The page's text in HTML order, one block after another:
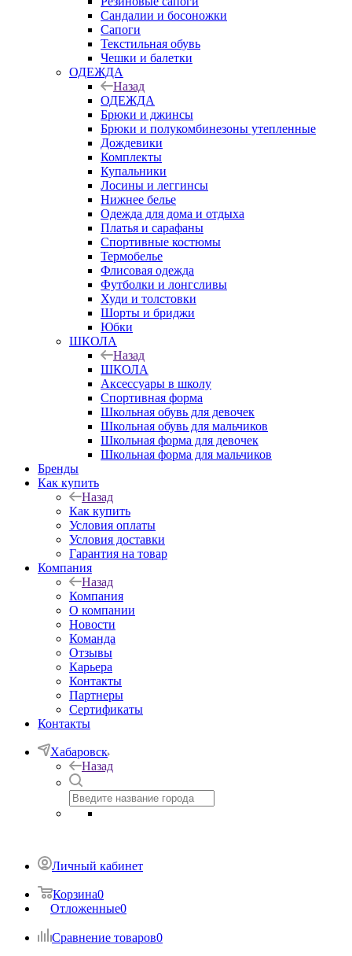
Сандалии и босоножки
Сапоги
Текстильная обувь
Чешки и балетки
ОДЕЖДА
Назад
ОДЕЖДА
Брюки и джинсы
Брюки и полукомбинезоны утепленные
Дождевики
Комплекты
Купальники
Лосины и леггинсы
Нижнее белье
Одежда для дома и отдыха
Платья и сарафаны
Спортивные костюмы
Термобелье
Флисовая одежда
Футболки и лонгсливы
Худи и толстовки
Шорты и бриджи
Юбки
ШКОЛА
Назад
ШКОЛА
Аксессуары в школу
Спортивная форма
Школьная обувь для девочек
Школьная обувь для мальчиков
Школьная форма для девочек
Школьная форма для мальчиков
Бренды
Как купить
Назад
Как купить
Условия оплаты
Условия доставки
Гарантия на товар
Компания
Назад
Компания
О компании
Новости
Команда
Отзывы
Карьера
Контакты
Партнеры
Сертификаты
Контакты
Хабаровск
Назад
Личный кабинет
Корзина0
Отложенные0
Сравнение товаров0